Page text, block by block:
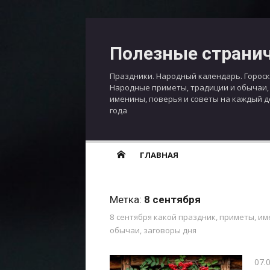
Полезные
Праздники. Народный календарь.
Народные приметы, традиции и обычаи,
именины, поверья и советы на каждый
года
ГЛАВНАЯ
Метка: 8 сентября
8 сентября какой праздник, приметы,
обычаи, заговоры дня